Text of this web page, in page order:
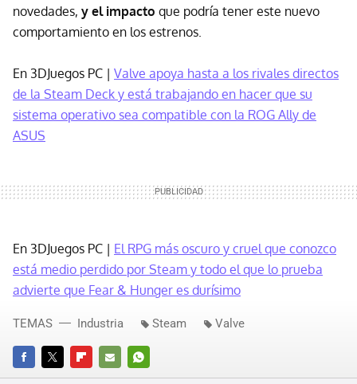
novedades, y el impacto que podría tener este nuevo
comportamiento en los estrenos.
En 3DJuegos PC | Valve apoya hasta a los rivales directos
de la Steam Deck y está trabajando en hacer que su
sistema operativo sea compatible con la ROG Ally de
ASUS
En 3DJuegos PC | El RPG más oscuro y cruel que conozco
está medio perdido por Steam y todo el que lo prueba
advierte que Fear & Hunger es durísimo
FACEBOOKTWITTERFLIPBOARD
E-
WHATSAPP
TEMAS Industria Steam Valve